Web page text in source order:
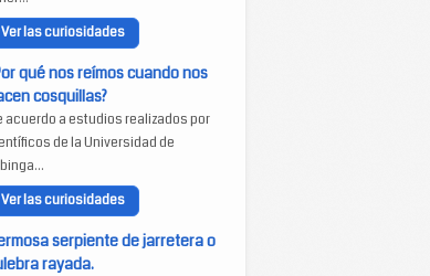
Ver las curiosidades
qué nos reímos cuando nos
cosquillas?
acuerdo a estudios realizados por
de la Universidad de
Ver las curiosidades
serpiente de jarretera o
rayada.